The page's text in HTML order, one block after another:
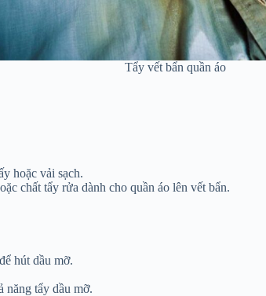
Tẩy vết bẩn quần áo
hoặc vải sạch.
chất tẩy rửa dành cho quần áo lên vết bẩn.
hút dầu mỡ.
năng tẩy dầu mỡ.